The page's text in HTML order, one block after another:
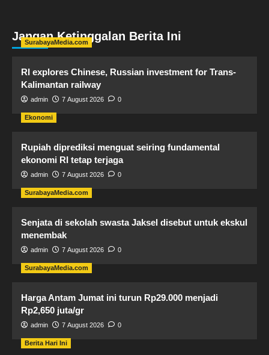
Jangan Ketinggalan Berita Ini
SurabayaMedia.com
RI explores Chinese, Russian investment for Trans-
Kalimantan railway
admin 7 August 2026 0
Ekonomi
Rupiah diprediksi menguat seiring fundamental
ekonomi RI tetap terjaga
admin 7 August 2026 0
SurabayaMedia.com
Senjata di sekolah swasta Jaksel disebut untuk ekskul
menembak
admin 7 August 2026 0
SurabayaMedia.com
Harga Antam Jumat ini turun Rp29.000 menjadi
Rp2,650 juta/gr
admin 7 August 2026 0
Berita Hari Ini